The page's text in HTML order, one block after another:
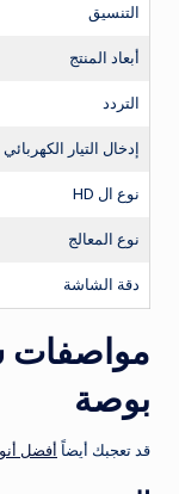
التنسيق
أبعاد المنتج
التردد
إدخال التيار الكهربائي
نوع ال HD
نوع المعالج
دقة الشاشة
بوصة
قد تعجبك أيضاً أفضل أنواع